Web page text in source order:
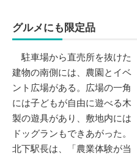
グルメにも限定品
駐車場から直売所を抜けた
建物の南側には、農園とイベ
ント広場がある。広場の一角
には子どもが自由に遊べる木
製の遊具があり、敷地内には
ドッグランもできあがった。
北下駅長は、「農業体験が当